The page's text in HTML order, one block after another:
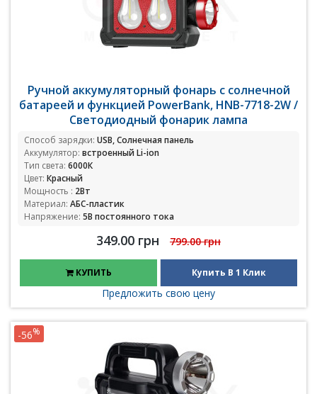
Ручной аккумуляторный фонарь с солнечной
батареей и функцией PowerBank, HNB-7718-2W /
Светодиодный фонарик лампа
Способ зарядки: USB, Солнечная панель
Аккумулятор: встроенный Li-ion
Тип света: 6000К
Цвет: Красный
Мощность : 2Вт
Материал: АБС-пластик
Напряжение: 5В постоянного тока
349.00 грн 799.00 грн
КУПИТЬ Купить В 1 Клик
Предложить свою цену
-56%